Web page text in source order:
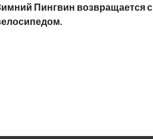
Пингвин возвращается с